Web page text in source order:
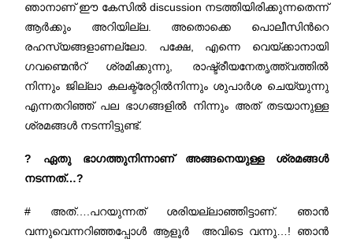
ഞാനാണ് ഈ കേസിൽ discussion നടത്തിയിരിക്കുന്നതെന്ന്
ആർക്കും അറിയില്ല. അതൊക്കെ പൊലീസിന്‍റെ
രഹസ്യങ്ങളാണല്ലോ. പക്ഷേ, എന്നെ വെയ്ക്കാനായി
ഗവണ്മെന്‍റ് ശ്രമിക്കുന്നു, രാഷ്ട്രീയനേതൃത്ത്വത്തിൽ
നിന്നും ജില്ലാ കലക്ട്രേറ്റിൽനിന്നും ശുപാർശ ചെയ്യുന്നു
എന്നതറിഞ്ഞ് പല ഭാഗങ്ങളിൽ നിന്നും അത് തടയാനുള്ള
ശ്രമങ്ങൾ നടന്നിട്ടുണ്ട്.
? ഏതു ഭാഗത്തുനിന്നാണ് അങ്ങനെയുള്ള ശ്രമങ്ങൾ
നടന്നത്…?
# അത്….പറയുന്നത് ശരിയല്ലാഞ്ഞിട്ടാണ്. ഞാൻ
വന്നുവെന്നറിഞ്ഞപ്പോൾ ആളൂർ അവിടെ വന്നു…! ഞാൻ